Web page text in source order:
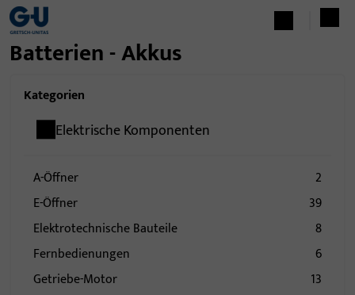
Batterien - Akkus
Kategorien
Elektrische Komponenten
A-Öffner
2
E-Öffner
39
Elektrotechnische Bauteile
8
Fernbedienungen
6
Getriebe-Motor
13